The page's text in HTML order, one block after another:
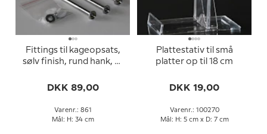
Fittings til kageopsats,
sølv finish, rund hank, 2-
DKK 89,00
Varenr.: 861
Mål: H: 34 cm
Plattestativ til små
platter op til 18 cm
DKK 19,00
Varenr.: 100270
Mål: H: 5 cm x D: 7 cm